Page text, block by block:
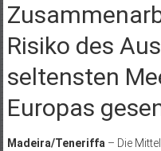
Risiko des
seltensten
Europas
Madeira/Teneriffa– Die